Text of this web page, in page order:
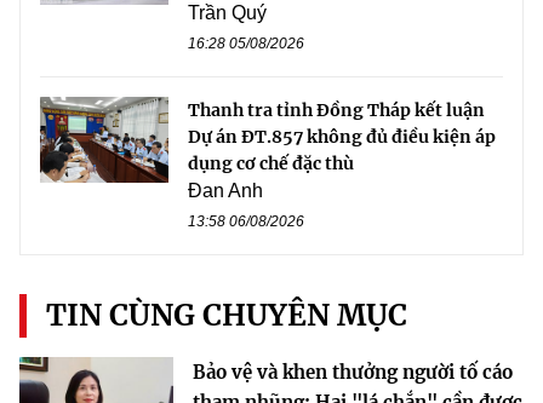
Trần Quý
16:28 05/08/2026
Thanh tra tỉnh Đồng Tháp kết luận
Dự án ĐT.857 không đủ điều kiện áp
dụng cơ chế đặc thù
Đan Anh
13:58 06/08/2026
TIN CÙNG CHUYÊN MỤC
Bảo vệ và khen thưởng người tố cáo